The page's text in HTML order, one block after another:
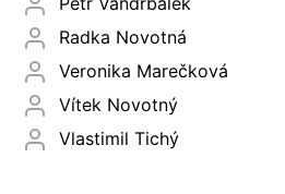
Radka Novotná
Veronika Marečková
Vítek Novotný
Vlastimil Tichý